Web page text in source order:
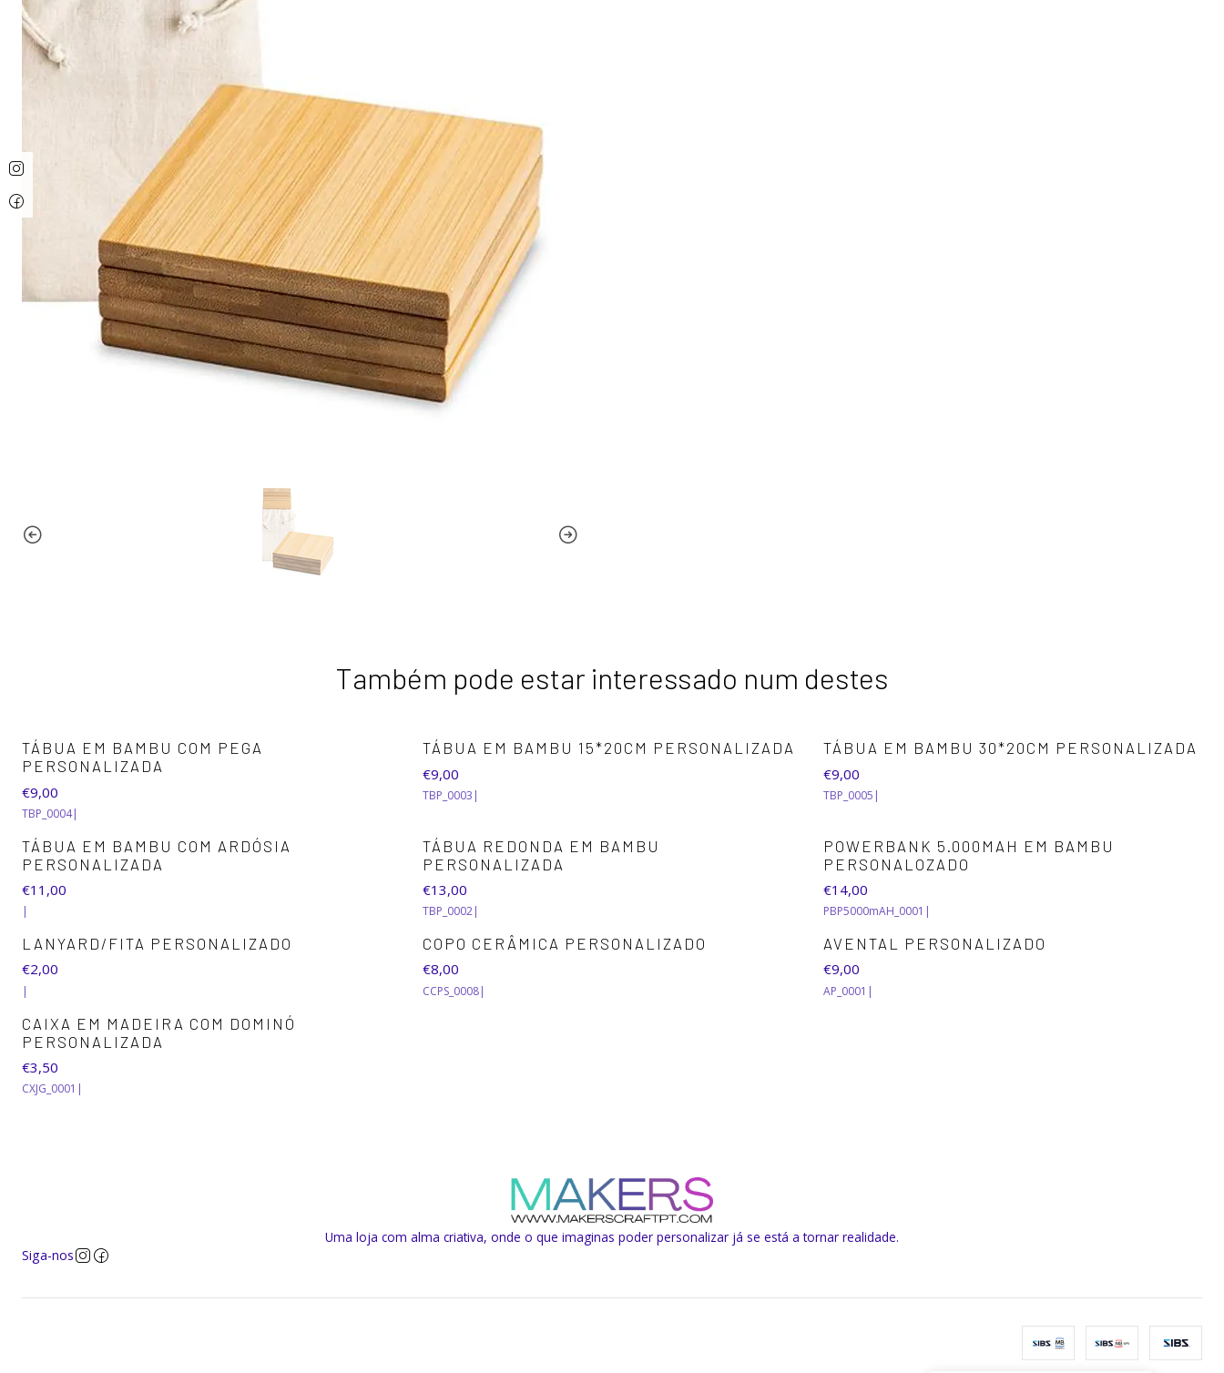
Também pode estar interessado num destes
TÁBUA EM BAMBU COM PEGA
PERSONALIZADA
€9,00
TBP_0004|
TÁBUA EM BAMBU 15*20CM PERSONALIZADA
€9,00
TBP_0003 |
TÁBUA EM BAMBU 30*20CM PERSONALIZADA
€9,00
TBP_0005 |
TÁBUA EM BAMBU COM ARDÓSIA
PERSONALIZADA
€11,00
|
TÁBUA REDONDA EM BAMBU
PERSONALIZADA
€13,00
TBP_0002|
POWERBANK 5.000MAH EM BAMBU
PERSONALOZADO
€14,00
PBP5000mAH_0001 |
LANYARD/FITA PERSONALIZADO
€2,00
|
COPO CERÂMICA PERSONALIZADO
€8,00
CCPS_0008|
AVENTAL PERSONALIZADO
€9,00
AP_0001 |
CAIXA EM MADEIRA COM DOMINÓ
PERSONALIZADA
€3,50
CXJG_0001 |
Uma loja com alma criativa, onde o que imaginas poder personalizar já se está a tornar realidade.
Siga-nos